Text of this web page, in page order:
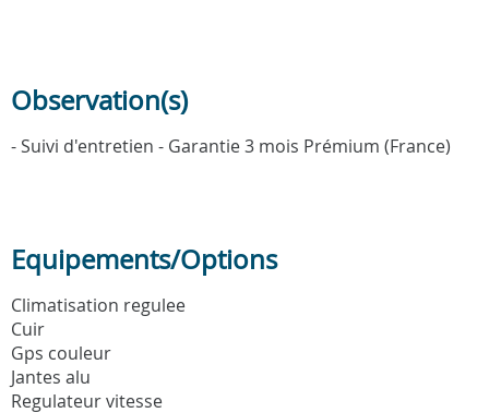
Observation(s)
- Suivi d'entretien - Garantie 3 mois Prémium (France)
Equipements/Options
Climatisation regulee
Cuir
Gps couleur
Jantes alu
Regulateur vitesse